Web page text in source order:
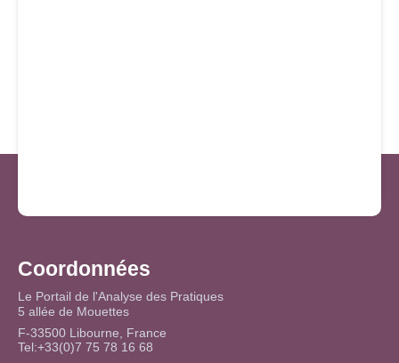
Coordonnées
Le Portail de l'Analyse des Pratiques
5 allée de Mouettes
F-33500 Libourne, France
Tel:+33(0)7 75 78 16 68